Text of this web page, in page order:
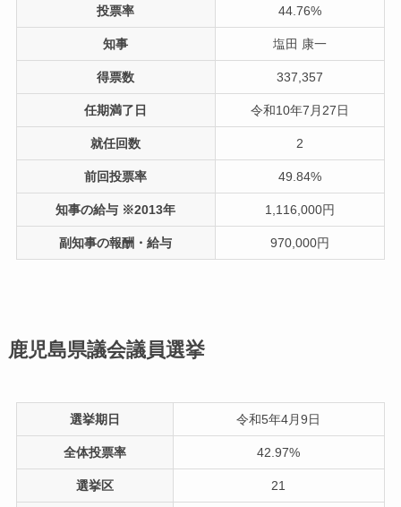
投票率 44.76%
知事 塩田 康一
得票数 337,357
任期満了日 令和10年7月27日
就任回数 2
前回投票率 49.84%
知事の給与 ※2013年 1,116,000円
副知事の報酬・給与 970,000円
鹿児島県議会議員選挙
選挙期日 令和5年4月9日
全体投票率 42.97%
選挙区 21